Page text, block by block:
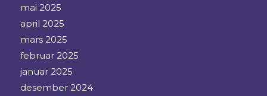
mai 2025
april 2025
mars 2025
februar 2025
januar 2025
desember 2024